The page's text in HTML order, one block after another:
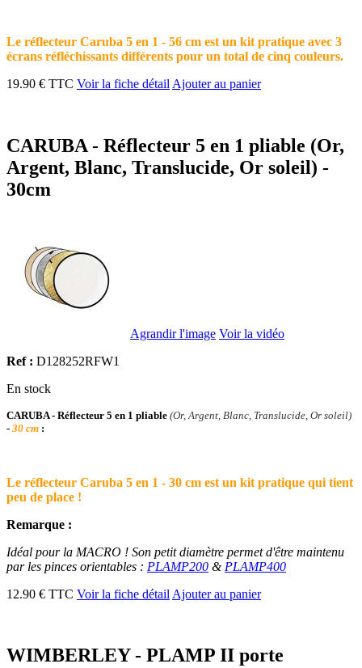
Le réflecteur Caruba 5 en 1 - 56 cm est un kit pratique avec 3
écrans réfléchissants différents pour un total de cinq couleurs.
19.90 € TTC Voir la fiche détail Ajouter au panier
CARUBA - Réflecteur 5 en 1 pliable (Or,
Argent, Blanc, Translucide, Or soleil) -
30cm
Agrandir l'image Voir la vidéo
Ref : D128252RFW1
En stock
CARUBA - Réflecteur 5 en 1 pliable (Or, Argent, Blanc, Translucide, Or soleil)
- 30 cm :
Le réflecteur Caruba 5 en 1 - 30 cm est un kit pratique qui tient
peu de place !
Remarque :
Idéal pour la MACRO ! Son petit diamètre permet d'être maintenu
par les pinces orientables : PLAMP200 & PLAMP400
12.90 € TTC Voir la fiche détail Ajouter au panier
WIMBERLEY - PLAMP II porte